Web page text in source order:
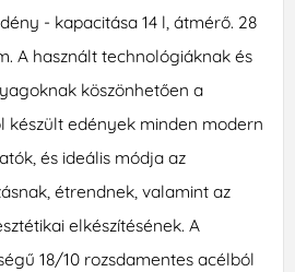
- kapacitása 14 l, átmérő. 28
A használt technológiáknak és
köszönhetően a
készült edények minden modern
és ideális módja az
étrendnek, valamint az
elkészítésének. A
18/10 rozsdamentes acélból